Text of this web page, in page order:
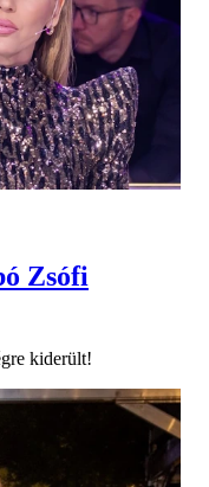
Zsófi
kiderült!